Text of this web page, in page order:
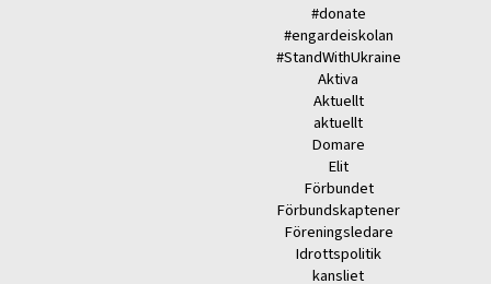
#donate
#engardeiskolan
#StandWithUkraine
Aktiva
Aktuellt
aktuellt
Domare
Elit
Förbundet
Förbundskaptener
Föreningsledare
Idrottspolitik
kansliet